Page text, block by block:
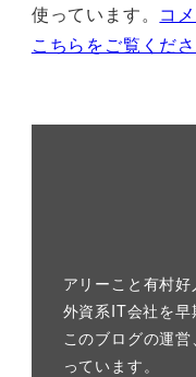
使っています。 コ
こちらをご覧くだ
アリーこと有村好
外資系IT会社を早
このブログの運
っています。